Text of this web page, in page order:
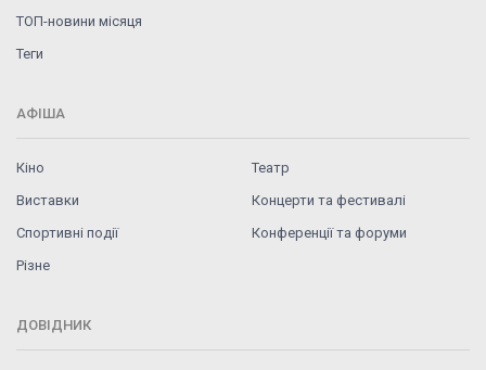
ТОП-новини місяця
Теги
АФІША
Кіно
Театр
Виставки
Концерти та фестивалі
Спортивні події
Конференції та форуми
Різне
ДОВІДНИК